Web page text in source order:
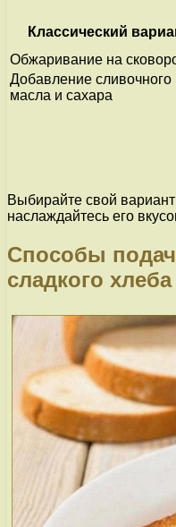
Классический
Обжаривание на
Добавление сливочного
масла и сахара
Выбирайте свой
наслаждайтесь его
Способы
сладкого